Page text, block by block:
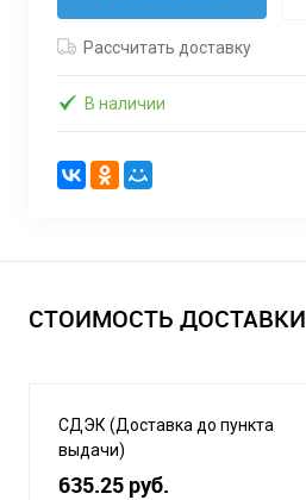
Рассчитать доставку
В наличии
СТОИМОСТЬ ДОСТАВКИ
СДЭК (Доставка до пункта
выдачи)
635.25 руб.